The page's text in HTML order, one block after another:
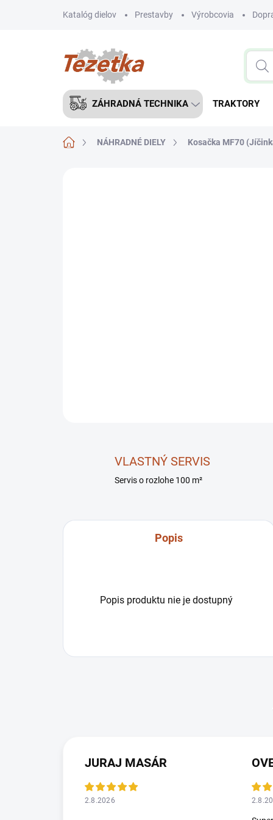
Katalóg dielov Prestavby Výrobcovia
ZÁHRADNÁ TECHNIKA TRAKTORY
DomovNÁHRADNÉ DIELY Kosačka MF70
VLASTNÝ SERVIS
Servis o rozlohe 100 m²
Popis
Popis produktu nie je dostupný
JURAJ MASÁR
2.8.2026